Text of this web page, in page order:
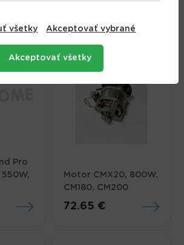
111.20 €
Pro
550W,
Motor CMX20, 800W,
CM180, CM200
72.65 €
všetky Akceptovať vybrané
Akceptovať všetky